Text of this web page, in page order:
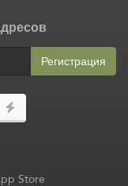
Регистрация